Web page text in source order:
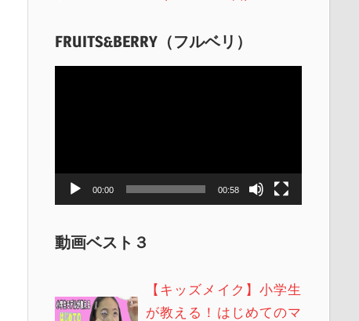
FRUITS&BERRY（フルベリ）
00:00 00:58
動画ベスト３
【キッズメイク】小学生
が教える！はじめてのマ